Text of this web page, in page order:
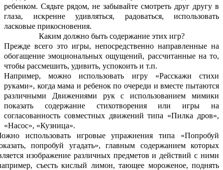
ребенком. Сядьте рядом, не забывайте смотреть друг другу в
глаза, искренне удивляться, радоваться, использовать
ласковые прикосновения.
Каким должно быть содержание этих игр?
Прежде всего это игры, непосредственно направленные на
обогащение эмоциональных ощущений, рассчитанные на то,
чтобы рассмешить, удивить, успокоить и т.п.
Например, можно использовать игру «Расскажи стихи
руками», когда мама и ребенок по очереди и вместе пытаются
различными Движениями рук с использованием мимики
показать содержание стихотворения или игры на
согласованность совместных движений типа «Пилка дров»,
«Насос», «Кузница».
использовать игровые упражнения типа «Попробуй
попробуй угадать», главным содержанием которых
изображение различных предметов и действий с ними
съесть кислый лимон, тающее мороженое, поднять